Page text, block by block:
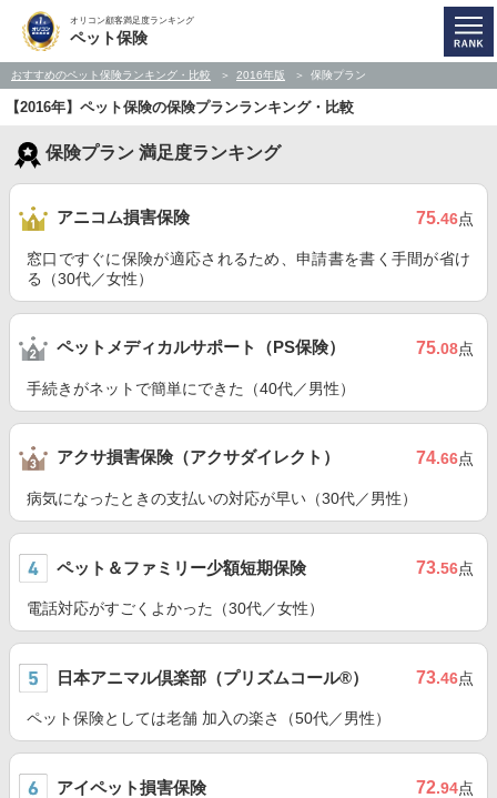
オリコン顧客満足度ランキング
ペット保険
おすすめのペット保険ランキング・比較 2016年版 保険プラン
【2016年】ペット保険の保険プランランキング・比較
保険プラン 満足度ランキング
アニコム損害保険 75.46点
窓口ですぐに保険が適応されるため、申請書を書く手間が省け
る（30代／女性）
ペットメディカルサポート（PS保険） 75.08点
手続きがネットで簡単にできた（40代／男性）
アクサ損害保険（アクサダイレクト） 74.66点
病気になったときの支払いの対応が早い（30代／男性）
ペット＆ファミリー少額短期保険 73.56点
電話対応がすごくよかった（30代／女性）
日本アニマル倶楽部（プリズムコール®） 73.46点
ペット保険としては老舗 加入の楽さ（50代／男性）
アイペット損害保険 72.94点